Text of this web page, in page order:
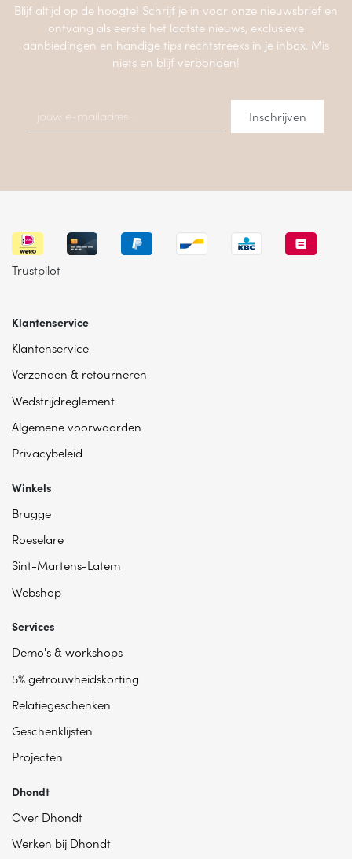
Blijf altijd op de hoogte! Schrijf je in voor onze nieuwsbrief en
ontvang als eerste het laatste nieuws, exclusieve
aanbiedingen en handige tips rechtstreeks in je inbox. Mis
niets en blijf verbonden!
Trustpilot
Klantenservice
Klantenservice
Verzenden & retourneren
Wedstrijdreglement
Algemene voorwaarden
Privacybeleid
Winkels
Brugge
Roeselare
Sint-Martens-Latem
Webshop
Services
Demo's & workshops
5% getrouwheidskorting
Relatiegeschenken
Geschenklijsten
Projecten
Dhondt
Over Dhondt
Werken bij Dhondt